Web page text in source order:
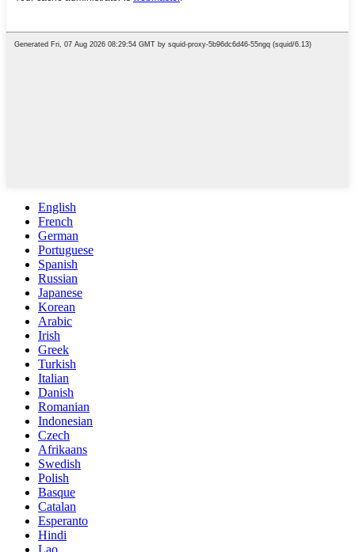
English
French
German
Portuguese
Spanish
Russian
Japanese
Korean
Arabic
Irish
Greek
Turkish
Italian
Danish
Romanian
Indonesian
Czech
Afrikaans
Swedish
Polish
Basque
Catalan
Esperanto
Hindi
Lao